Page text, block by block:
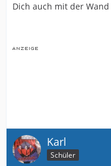
Dich auch mit der
Karl
Schüler